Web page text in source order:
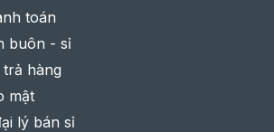
toán
buôn - sỉ
hàng
mật
lý bán sỉ